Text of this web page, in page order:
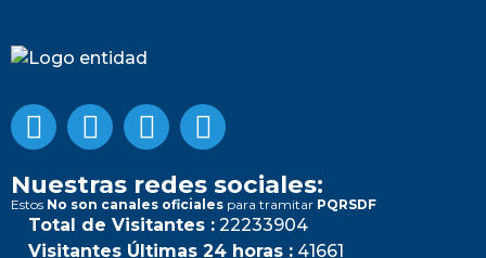
Nuestras redes sociales:
Estos No son canales oficiales para tramitar PQRSDF
Total de Visitantes : 22233904
Visitantes Últimas 24 horas : 41661